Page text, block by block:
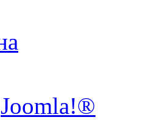
Joomla!®